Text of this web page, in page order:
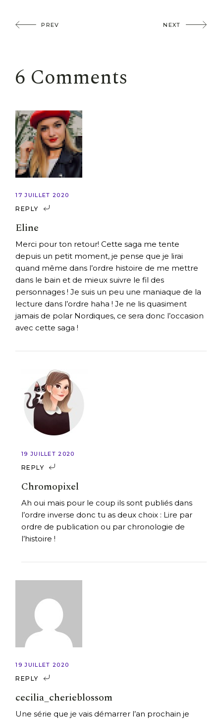
PREV NEXT
6 Comments
17 JUILLET 2020
REPLY
Eline
Merci pour ton retour! Cette saga me tente
depuis un petit moment, je pense que je lirai
quand même dans l’ordre histoire de me mettre
dans le bain et de mieux suivre le fil des
personnages ! Je suis un peu une maniaque de la
lecture dans l’ordre haha ! Je ne lis quasiment
jamais de polar Nordiques, ce sera donc l’occasion
avec cette saga !
19 JUILLET 2020
REPLY
Chromopixel
Ah oui mais pour le coup ils sont publiés dans
l’ordre inverse donc tu as deux choix : Lire par
ordre de publication ou par chronologie de
l’histoire !
19 JUILLET 2020
REPLY
cecilia_cherieblossom
Une série que je vais démarrer l’an prochain je